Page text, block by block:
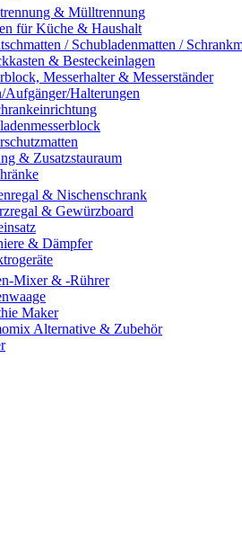
& Mülltrennung
für Küche & Haushalt
/ Schubladenmatten /
& Besteckeinlagen
Messerhalter & Messerständer
Aufgänger/Halterungen
& Zusatzstauraum
& Nischenschrank
& Gewürzboard
& Dämpfer
Mixer & -Rührer
Maker
Alternative & Zubehör